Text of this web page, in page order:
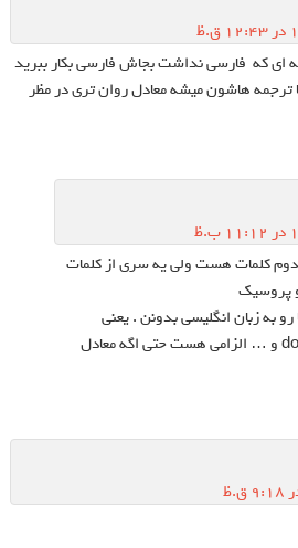
ای که فارسی نداشت بجاش فارسی بکار ببرید
ترجمه هاشون میشه معادل روان تری در مظر
کلمات هست ولی یه سری از کلمات
پروسیک
به زبان انگلیسی بدونن . یعنی
دانستن اسم double fisherman و … الزامی هست حتی اگه معادل